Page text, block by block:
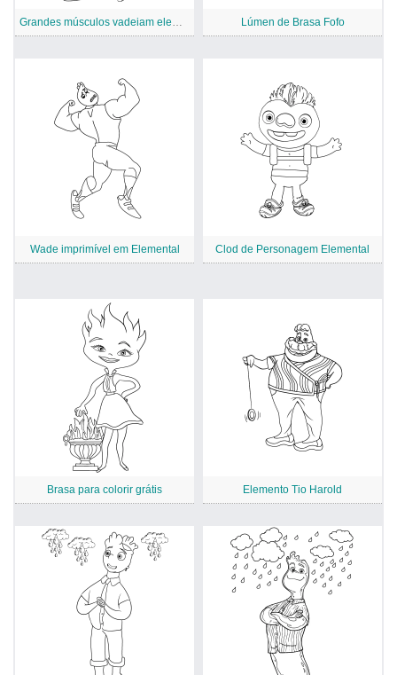
Grandes músculos vadeiam elemental Lúmen de Brasa Fofo
Wade imprimível em Elemental Clod de Personagem Elemental
Brasa para colorir grátis Elemento Tio Harold